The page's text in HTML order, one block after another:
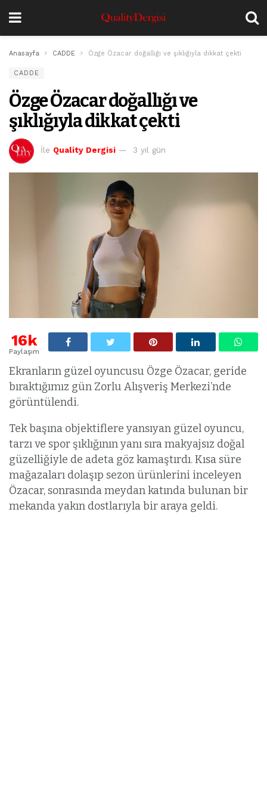
Anasayfa CADDE Özge Özacar doğallığı ve şıklığıyla dikkat çekti
CADDE
Özge Özacar doğallığı ve
şıklığıyla dikkat çekti
İle Quality Dergisi 3 yıl gün
16k
Paylaşım
Ekranların güzel oyuncusu Özge Özacar, geride
bıraktığımız gün Zorlu Alışveriş Merkezi’nde
görüntülendi.
Tek başına objektiflere yansıyan güzel oyuncu,
tarzı ve spor şıklığının yanı sıra makyajsız doğal
güzelliğiyle de adeta göz kamaştırdı. Kısa süre
mağazaları dolaşıp sezon ürünlerini inceleyen
Özacar, sonrasında meydan katında bulunan bir
mekanda yakın dostlarıyla bir araya geldi.